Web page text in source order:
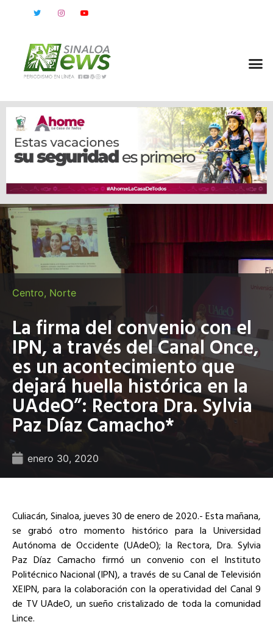
Centro, Norte
La firma del convenio con el
IPN, a través del Canal Once,
es un acontecimiento que
dejará huella histórica en la
UAdeO”: Rectora Dra. Sylvia
Paz Díaz Camacho*
enero 30, 2020
Culiacán, Sinaloa, jueves 30 de enero de 2020.- Esta mañana,
se grabó otro momento histórico para la Universidad
Autónoma de Occidente (UAdeO); la Rectora, Dra. Sylvia
Paz Díaz Camacho firmó un convenio con el Instituto
Politécnico Nacional (IPN), a través de su Canal de Televisión
XEIPN, para la colaboración con la operatividad del Canal 9
de TV UAdeO, un sueño cristalizado de toda la comunidad
Lince.